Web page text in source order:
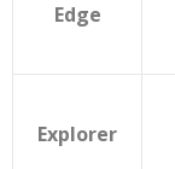
Edge
Explorer